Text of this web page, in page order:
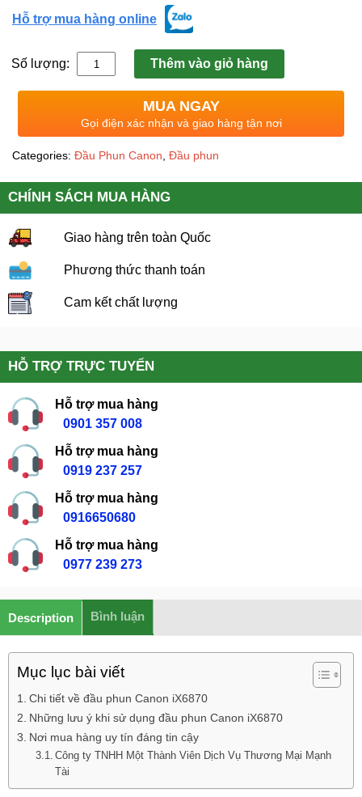
Hỗ trợ mua hàng online
Số lượng: Thêm vào giỏ hàng
MUA NGAY
Gọi điện xác nhận và giao hàng tận nơi
Categories: Đầu Phun Canon Đầu phun
CHÍNH SÁCH MUA HÀNG
Giao hàng trên toàn Quốc
Phương thức thanh toán
Cam kết chất lượng
HỖ TRỢ TRỰC TUYẾN
Hỗ trợ mua hàng
0901 357 008
Hỗ trợ mua hàng
0919 237 257
Hỗ trợ mua hàng
0916650680
Hỗ trợ mua hàng
0977 239 273
Description Bình luận
Mục lục bài viết
Chi tiết về đầu phun Canon iX6870
Những lưu ý khi sử dụng đầu phun Canon iX6870
Nơi mua hàng uy tín đáng tin cậy
Công ty TNHH Một Thành Viên Dịch Vụ Thương Mại Mạnh
Tài